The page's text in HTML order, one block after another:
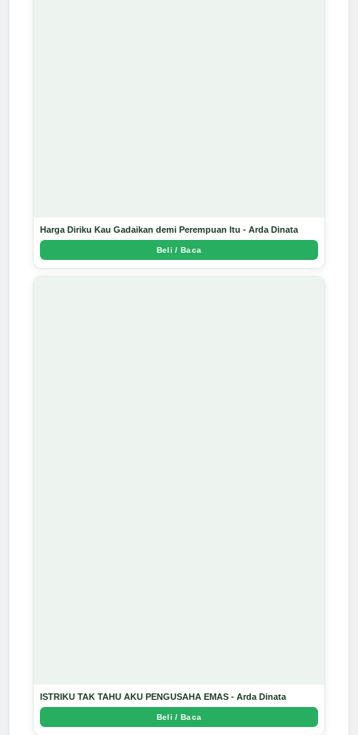
Harga Diriku Kau Gadaikan demi Perempuan Itu - Arda Dinata
Beli / Baca
ISTRIKU TAK TAHU AKU PENGUSAHA EMAS - Arda Dinata
Beli / Baca